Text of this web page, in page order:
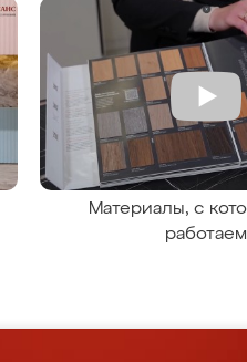
Материалы, с
работаем